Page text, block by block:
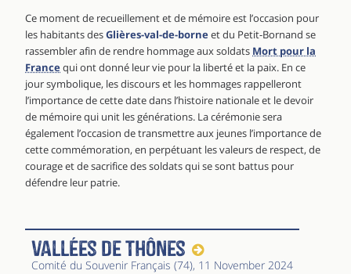
Ce moment de recueillement et de mémoire est l’occasion pour
les habitants desGlières-val-de-borneet du Petit-Bornand se
rassembler afin de rendre hommage aux soldats Mort pour la
Francequi ont donné leur vie pour la liberté et la paix. En ce
jour symbolique, les discours et les hommages rappelleront
l’importance de cette date dans l’histoire nationale et le devoir
de mémoire qui unit les générations. La cérémonie sera
également l’occasion de transmettre aux jeunes l’importance de
cette commémoration, en perpétuant les valeurs de respect, de
courage et de sacrifice des soldats qui se sont battus pour
défendre leur patrie.
Vallées de Thônes
Comité du Souvenir Français (74), 11 November 2024